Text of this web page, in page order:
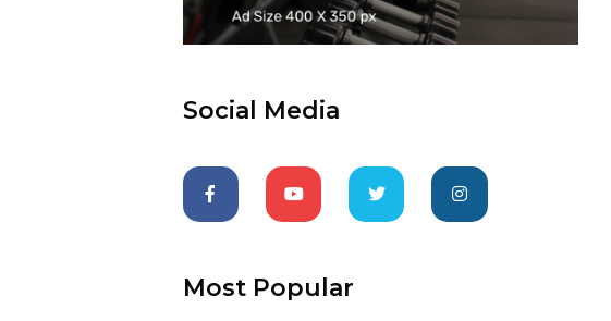
Social Media
Most Popular